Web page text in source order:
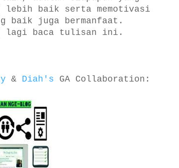
lebih baik serta memotivasi
baik juga bermanfaat.
lagi baca tulisan ini.
& Diah's GA Collaboration: